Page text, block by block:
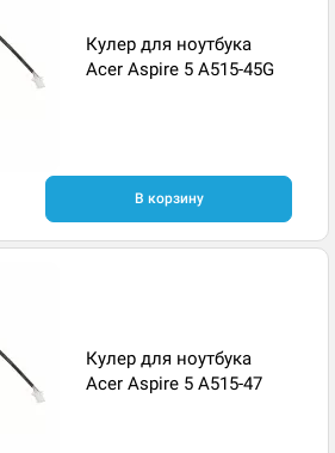
Кулер для ноутбука
Acer Aspire 5 A515-45G
В корзину
Кулер для ноутбука
Acer Aspire 5 A515-47